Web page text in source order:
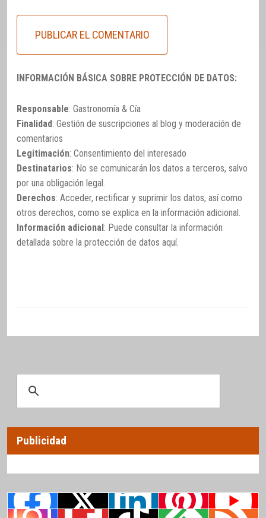
INFORMACIÓN BÁSICA SOBRE PROTECCIÓN DE DATOS:
Responsable: Gastronomía & Cía
Finalidad: Gestión de suscripciones al blog y moderación de
comentarios
Legitimación: Consentimiento del interesado
Destinatarios: No se comunicarán los datos a terceros, salvo
por una obligación legal.
Derechos: Acceder, rectificar y suprimir los datos, así como
otros derechos, como se explica en la información adicional.
Información adicional : Puede consultar la información
detallada sobre la protección de datos aquí.
Publicidad